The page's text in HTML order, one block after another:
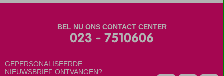
de
relevantie
BEL NU ONS CONTACT CENTER
023 - 7510606
GEPERSONALISEERDE
NIEUWSBRIEF ONTVANGEN?